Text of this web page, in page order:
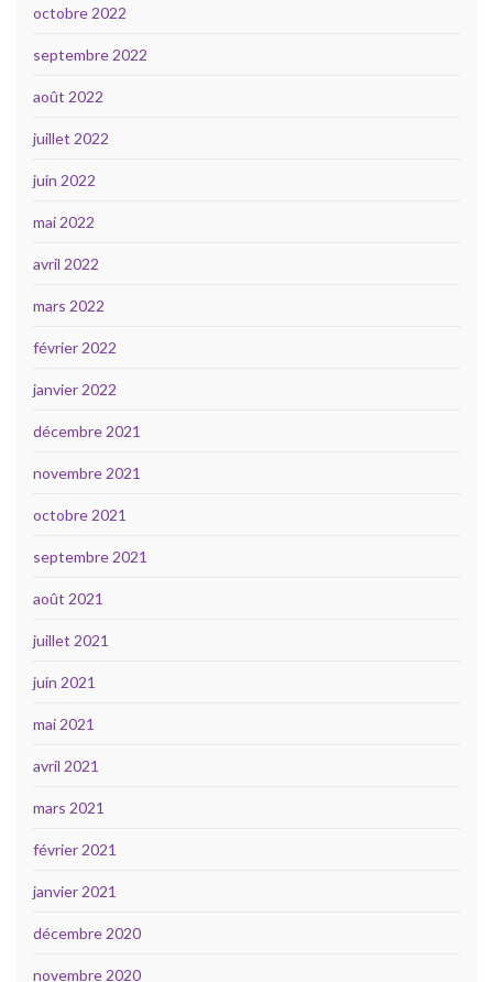
octobre 2022
septembre 2022
août 2022
juillet 2022
juin 2022
mai 2022
avril 2022
mars 2022
février 2022
janvier 2022
décembre 2021
novembre 2021
octobre 2021
septembre 2021
août 2021
juillet 2021
juin 2021
mai 2021
avril 2021
mars 2021
février 2021
janvier 2021
décembre 2020
novembre 2020